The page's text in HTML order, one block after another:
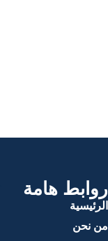
روابط هامة
الرئيسية
من نحن